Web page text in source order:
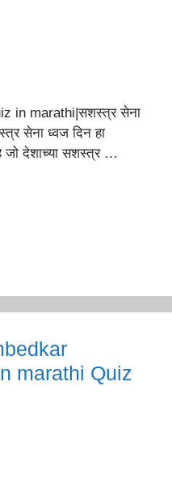
in marathi|सशस्त्र सेना
सेना ध्वज दिन हा
जो देशाच्या सशस्त्र …
marathi Quiz